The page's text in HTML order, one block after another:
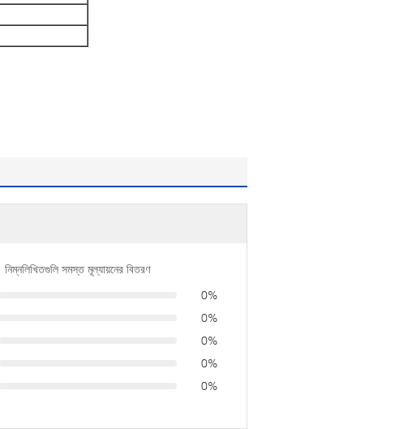
নিম্নলিখিতগুলি সমস্ত মূল্যায়নের বিতরণ
0%
0%
0%
0%
0%